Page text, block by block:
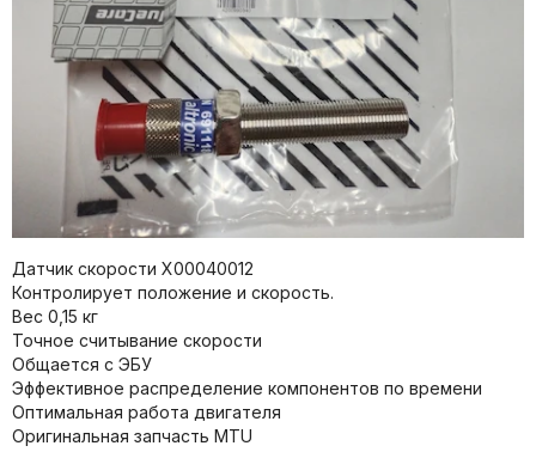
Датчик скорости X00040012
Контролирует положение и скорость.
Вес 0,15 кг
Точное считывание скорости
Общается с ЭБУ
Эффективное распределение компонентов по времени
Оптимальная работа двигателя
Оригинальная запчасть MTU